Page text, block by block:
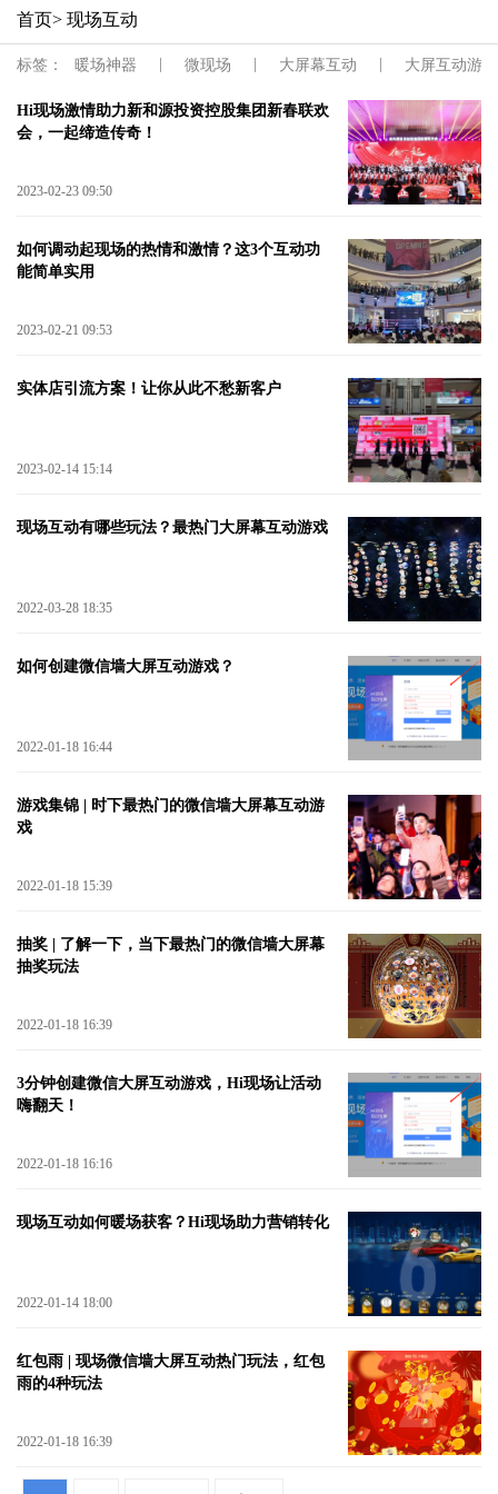
首页> 现场互动
标签： 暖场神器 微现场 大屏幕互动 大屏互动游戏
Hi现场激情助力新和源投资控股集团新春联欢
会，一起缔造传奇！
2023-02-23 09:50
如何调动起现场的热情和激情？这3个互动功
能简单实用
2023-02-21 09:53
实体店引流方案！让你从此不愁新客户
2023-02-14 15:14
现场互动有哪些玩法？最热门大屏幕互动游戏
2022-03-28 18:35
如何创建微信墙大屏互动游戏？
2022-01-18 16:44
游戏集锦 | 时下最热门的微信墙大屏幕互动游
戏
2022-01-18 15:39
抽奖 | 了解一下，当下最热门的微信墙大屏幕
抽奖玩法
2022-01-18 16:39
3分钟创建微信大屏互动游戏，Hi现场让活动
嗨翻天！
2022-01-18 16:16
现场互动如何暖场获客？Hi现场助力营销转化
2022-01-14 18:00
红包雨 | 现场微信墙大屏互动热门玩法，红包
雨的4种玩法
2022-01-18 16:39